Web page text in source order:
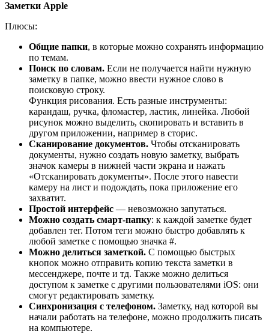
Заметки Apple
Плюсы:
Общие папки, в которые можно сохранять информацию
по темам.
Поиск по словам. Если не получается найти нужную
заметку в папке, можно ввести нужное слово в
поисковую строку.
Функция рисования. Есть разные инструменты:
карандаш, ручка, фломастер, ластик, линейка. Любой
рисунок можно выделить, скопировать и вставить в
другом приложении, например в сторис.
Сканирование документов. Чтобы отсканировать
документы, нужно создать новую заметку, выбрать
значок камеры в нижней части экрана и нажать
«Отсканировать документы». После этого навести
камеру на лист и подождать, пока приложение его
захватит.
Простой интерфейс — невозможно запутаться.
Можно создать смарт-папку: к каждой заметке будет
добавлен тег. Потом теги можно быстро добавлять к
любой заметке с помощью значка #.
Можно делиться заметкой. С помощью быстрых
кнопок можно отправить копию текста заметки в
мессенджере, почте и тд. Также можно делиться
доступом к заметке с другими пользователями iOS: они
смогут редактировать заметку.
Синхронизация с телефоном. Заметку, над которой вы
начали работать на телефоне, можно продолжить писать
на компьютере.